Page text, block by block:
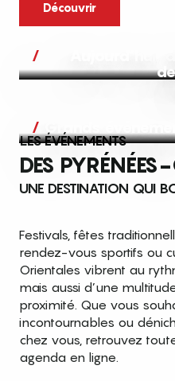
Découvrir
Grands
LES ÉVÉNEMENTS
DES
UNE DESTINATION QUI
Festivals, fêtes
rendez-vous sportifs ou
Orientales vibrent au
mais aussi d’une
proximité. Que vous
incontournables ou
chez vous, retrouvez
agenda en ligne.
Top des
en
cet été dans les